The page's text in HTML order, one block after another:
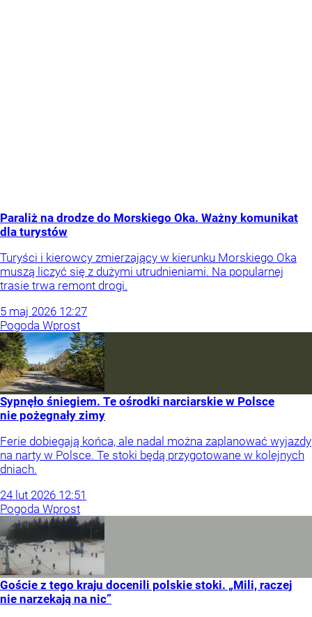
Paraliż na drodze do Morskiego Oka. Ważny komunikat
dla turystów
Turyści i kierowcy zmierzający w kierunku Morskiego Oka
muszą liczyć się z dużymi utrudnieniami. Na popularnej
trasie trwa remont drogi.
5 maj 2026 12:27
Pogoda Wprost
Sypnęło śniegiem. Te ośrodki narciarskie w Polsce
nie pożegnały zimy
Ferie dobiegają końca, ale nadal można zaplanować wyjazdy
na narty w Polsce. Te stoki będą przygotowane w kolejnych
dniach.
24 lut 2026 12:51
Pogoda Wprost
Goście z tego kraju docenili polskie stoki. „Mili, raczej
nie narzekają na nic”